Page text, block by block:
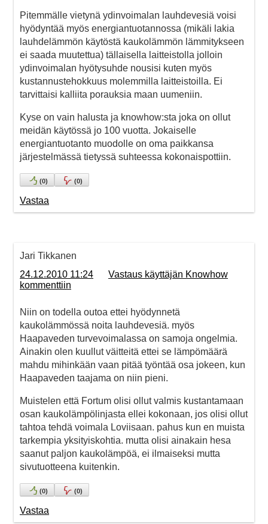
Pitemmälle vietynä ydinvoimalan lauhdevesiä voisi
hyödyntää myös energiantuotannossa (mikäli lakia
lauhdelämmön käytöstä kaukolämmön lämmitykseen
ei saada muutettua) tällaisella laitteistolla jolloin
ydinvoimalan hyötysuhde nousisi kuten myös
kustannustehokkuus molemmilla laitteistoilla. Ei
tarvittaisi kalliita porauksia maan uumeniin.
Kyse on vain halusta ja knowhow:sta joka on ollut
meidän käytössä jo 100 vuotta. Jokaiselle
energiantuotanto muodolle on oma paikkansa
järjestelmässä tietyssä suhteessa kokonaispottiin.
(0) (0)
Vastaa
Jari Tikkanen
24.12.2010 11:24
Vastaus käyttäjän Knowhow
kommenttiin
Niin on todella outoa ettei hyödynnetä
kaukolämmössä noita lauhdevesiä. myös
Haapaveden turvevoimalassa on samoja ongelmia.
Ainakin olen kuullut väitteitä ettei se lämpömäärä
mahdu mihinkään vaan pitää työntää osa jokeen, kun
Haapaveden taajama on niin pieni.
Muistelen että Fortum olisi ollut valmis kustantamaan
osan kaukolämpölinjasta ellei kokonaan, jos olisi ollut
tahtoa tehdä voimala Loviisaan. pahus kun en muista
tarkempia yksityiskohtia. mutta olisi ainakain hesa
saanut paljon kaukolämpöä, ei ilmaiseksi mutta
sivutuotteena kuitenkin.
(0) (0)
Vastaa